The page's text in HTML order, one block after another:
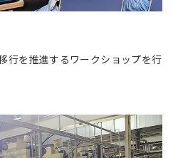
行を推進するワークショップを行